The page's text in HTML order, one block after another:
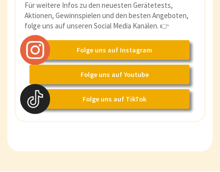
Für weitere Infos zu den neuesten Gerätetests,
Aktionen, Gewinnspielen und den besten Angeboten,
folge uns auf unseren Social Media Kanälen. 👉
Folge uns auf Instagram
Folge uns auf Youtube
Folge uns auf TikTok